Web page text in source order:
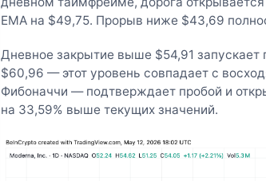
EMA на $49,75. Прорыв ниже $43,69
Дневное закрытие выше $54,91
$60,96 — этот уровень совпадает с
Фибоначчи — подтверждает пробой и
на 33,59% выше текущих значений.